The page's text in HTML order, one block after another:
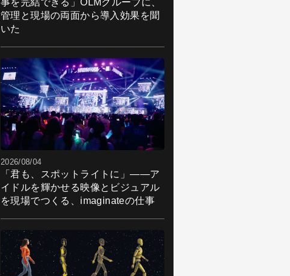
管理と現場の両面から導入効果を聞
いた
2026/08/04
「君も、スポットライトに」――ア
イドルを輝かせる映像とビジュアル
を現場でつくる、imaginateの仕事